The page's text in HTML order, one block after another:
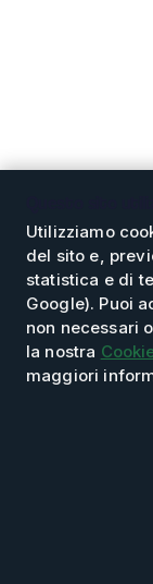
L’azienda
Supporto tecnico
Utilizziamo
del sito e,
statistica e di
Google). Puoi
non necessari
la nostra
maggiori